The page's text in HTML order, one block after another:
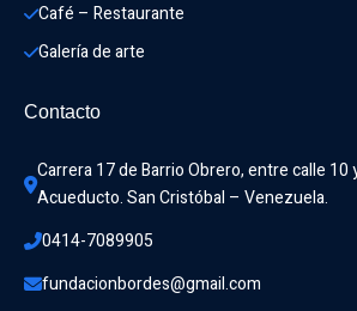
Café – Restaurante
Galería de arte
Contacto
Carrera 17 de Barrio Obrero, entre calle 10
Acueducto. San Cristóbal – Venezuela.
0414-7089905
fundacionbordes@gmail.com